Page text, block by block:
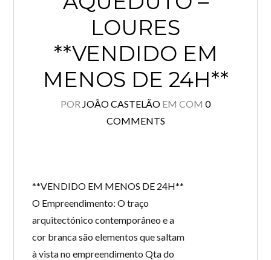
LOURES
**VENDIDO EM
MENOS DE 24H**
POR JOÃO CASTELÃO EM COM 0
COMMENTS
**VENDIDO EM MENOS DE 24H**
O Empreendimento: O traço
arquitectónico contemporâneo e a
cor branca são elementos que saltam
à vista no empreendimento Qta do